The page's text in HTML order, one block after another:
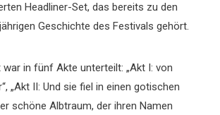
Headliner-Set, das bereits zu den
Geschichte des Festivals gehört.
in fünf Akte unterteilt: „Akt I: von
„Akt II: Und sie fiel in einen gotischen
schöne Albtraum, der ihren Namen